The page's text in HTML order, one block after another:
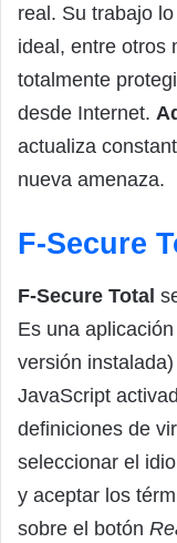
real. Su trabajo
ideal, entre otros
totalmente
desde Internet.
actualiza
nueva amenaza.
F-Secure
F-Secure Total
Es una
versión
JavaScript
definiciones de
seleccionar el
y aceptar los
sobre el botón